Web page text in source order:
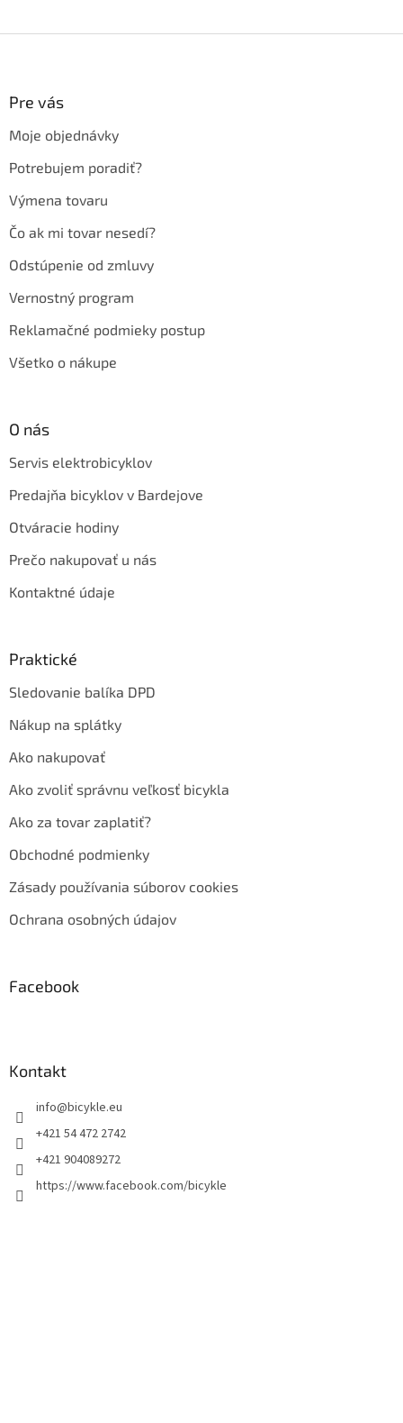
Pre vás
Moje objednávky
Potrebujem poradiť?
Výmena tovaru
Čo ak mi tovar nesedí?
Odstúpenie od zmluvy
Vernostný program
Reklamačné podmieky postup
Všetko o nákupe
O nás
Servis elektrobicyklov
Predajňa bicyklov v Bardejove
Otváracie hodiny
Prečo nakupovať u nás
Kontaktné údaje
Praktické
Sledovanie balíka DPD
Nákup na splátky
Ako nakupovať
Ako zvoliť správnu veľkosť bicykla
Ako za tovar zaplatiť?
Obchodné podmienky
Zásady používania súborov cookies
Ochrana osobných údajov
Facebook
Kontakt
info@bicykle.eu
+421 54 472 2742
+421 904089272
https://www.facebook.com/bicykle